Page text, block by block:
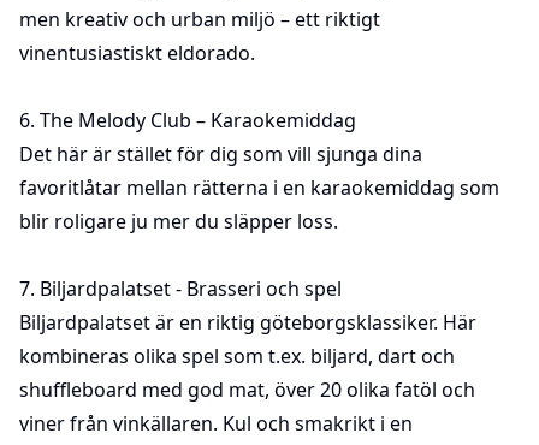
men kreativ och urban miljö – ett riktigt
vinentusiastiskt eldorado.
6. The Melody Club – Karaokemiddag
Det här är stället för dig som vill sjunga dina
favoritlåtar mellan rätterna i en karaokemiddag som
blir roligare ju mer du släpper loss.
7. Biljardpalatset- Brasseri och spel
Biljardpalatset är en riktig göteborgsklassiker. Här
kombineras olika spel som t.ex. biljard, dart och
shuffleboard med god mat, över 20 olika fatöl och
viner från vinkällaren. Kul och smakrikt i en